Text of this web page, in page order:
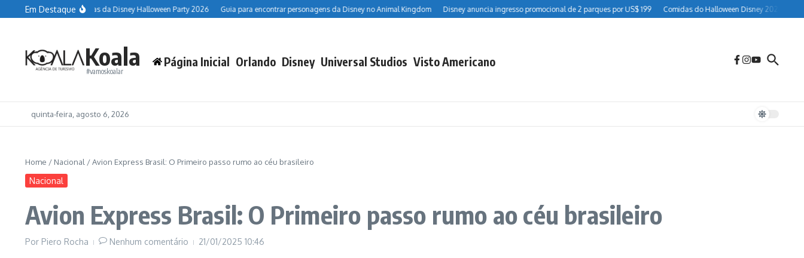
Ir para o conteúdo
Em Destaque
Resort Datas da Disney Halloween Party 2026 Guia para encontrar personagens da Disney no Animal Kingdom Disney anuncia ingresso promocional de 2 parques por US$ 199 Comidas do Halloween Disney 2026: guia
Koala
#vamoskoalar
Página Inicial Orlando Disney Universal Studios Visto Americano
quinta-feira, agosto 6, 2026
Home / Nacional /Avion Express Brasil: O Primeiro passo rumo ao céu brasileiro
Nacional
Avion Express Brasil: O Primeiro passo rumo ao céu brasileiro
Por Piero Rocha Nenhum comentário 21/01/2025 10:46